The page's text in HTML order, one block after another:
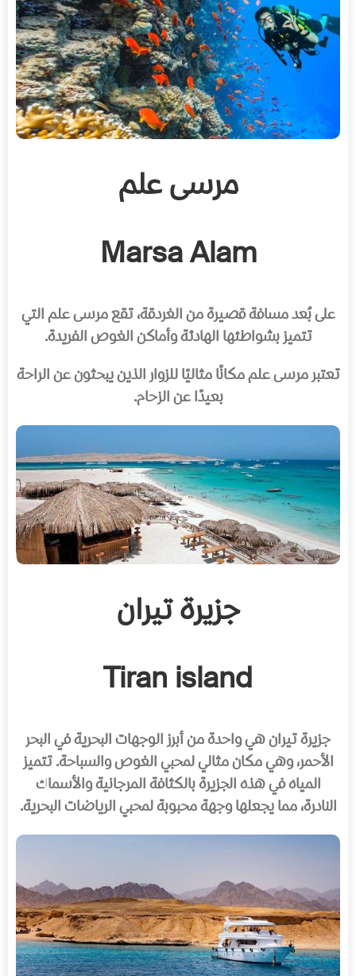
مرسى علم
Marsa Alam
على بُعد مسافة قصيرة من الغردقة، تقع مرسى علم التي
تتميز بشواطئها الهادئة وأماكن الغوص الفريدة.
تعتبر مرسى علم مكانًا مثاليًا للزوار الذين يبحثون عن الراحة
بعيدًا عن الزحام.
جزيرة تيران
Tiran island
جزيرة تيران هي واحدة من أبرز الوجهات البحرية في البحر
الأحمر، وهي مكان مثالي لمحبي الغوص والسباحة. تتميز
المياه في هذه الجزيرة بالكثافة المرجانية والأسماك
النادرة، مما يجعلها وجهة محبوبة لمحبي الرياضات البحرية.